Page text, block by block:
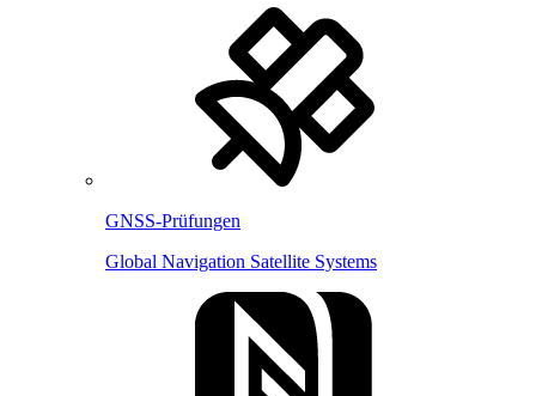
GNSS-Prüfungen
Global Navigation Satellite Systems